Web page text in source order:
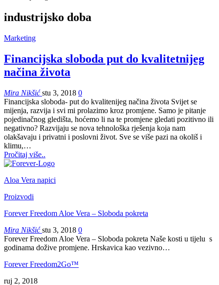
industrijsko doba
Marketing
Financijska sloboda put do kvalitetnijeg
načina života
Mira Nikšićstu 3, 2018 0
Financijska sloboda- put do kvalitenijeg načina života Svijet se
mijenja, razvija i svi mi prolazimo kroz promjene. Samo je pitanje
pojedinačnog gledišta, hoćemo li na te promjene gledati pozitivno ili
negativno? Razvijaju se nova tehnološka rješenja koja nam
olakšavaju i privatni i poslovni život. Sve se više pazi na okoliš i
klimu,…
Pročitaj više..
Aloa Vera napici
Proizvodi
Forever Freedom Aloe Vera – Sloboda pokreta
Mira Nikšićstu 3, 2018 0
Forever Freedom Aloe Vera – Sloboda pokreta Naše kosti u tijelu s
godinama dožive promjene. Hrskavica kao vezivno…
Forever Freedom2Go™
ruj 2, 2018